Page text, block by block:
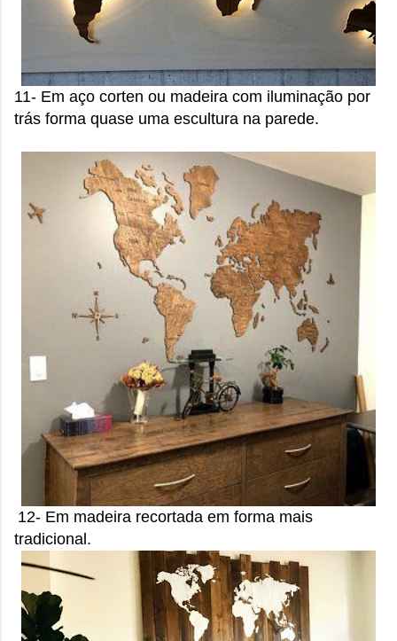
11- Em aço corten ou madeira com iluminação por
trás forma quase uma escultura na parede.
12- Em madeira recortada em forma mais
tradicional.